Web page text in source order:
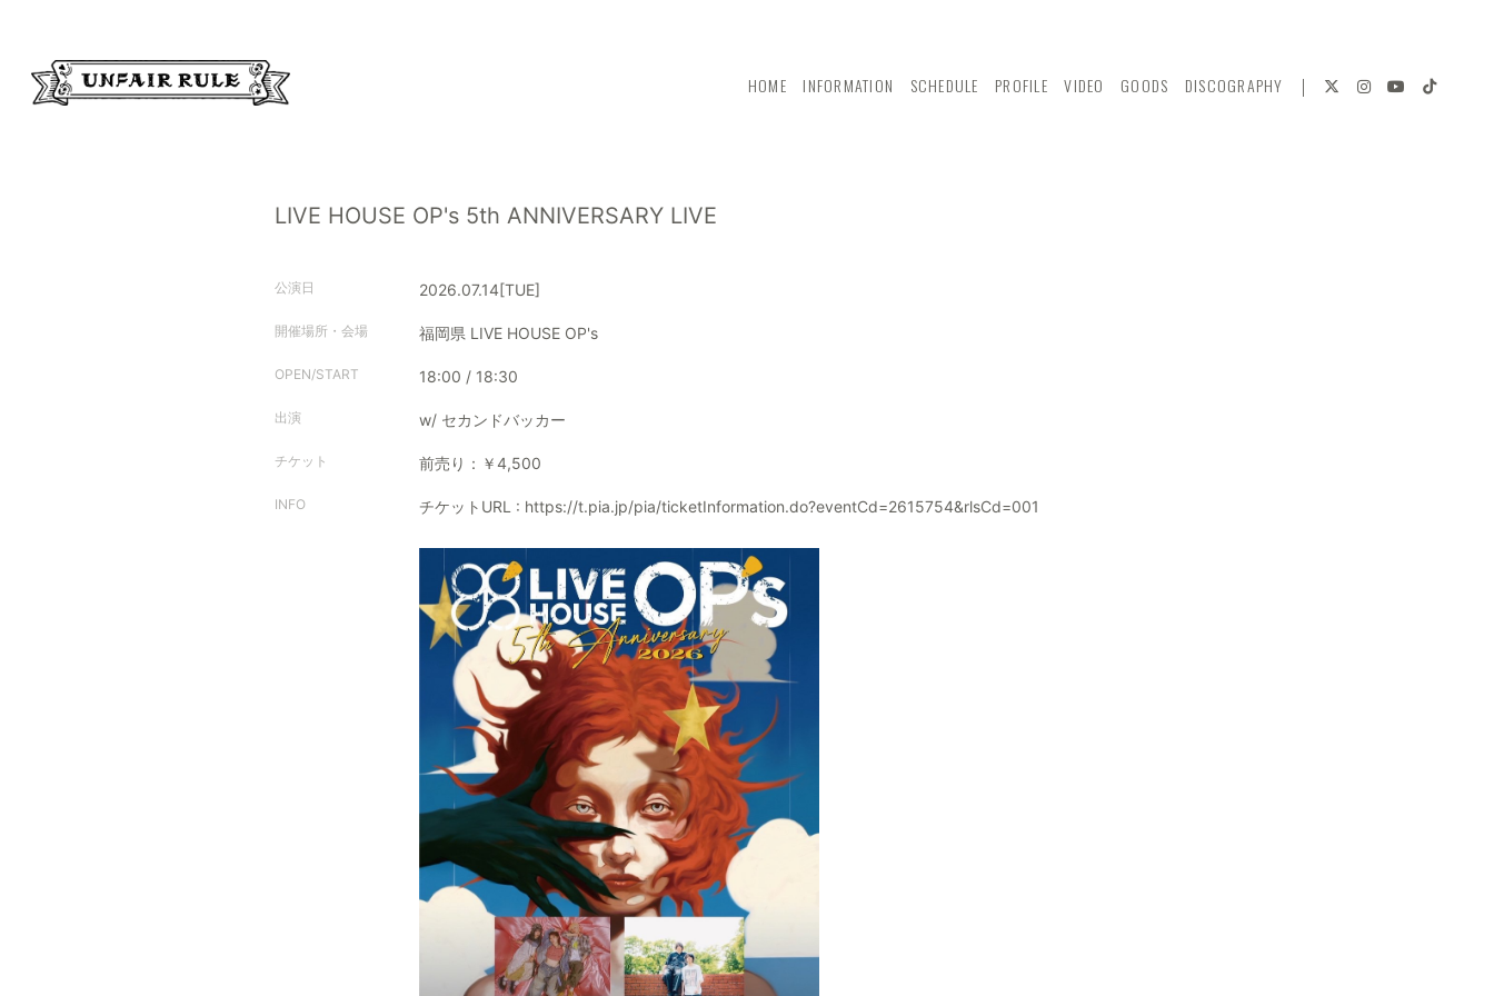
HOME INFORMATION SCHEDULE PROFILE VIDEO GOODS DISCOGRAPHY
LIVE HOUSE OP's 5th ANNIVERSARY LIVE
公演日 2026.07.14[TUE]
開催場所・会場 福岡県 LIVE HOUSE OP's
OPEN/START 18:00 / 18:30
出演 w/ セカンドバッカー
チケット 前売り：￥4,500
INFO チケットURL : https://t.pia.jp/pia/ticketInformation.do?eventCd=2615754&rlsCd=001